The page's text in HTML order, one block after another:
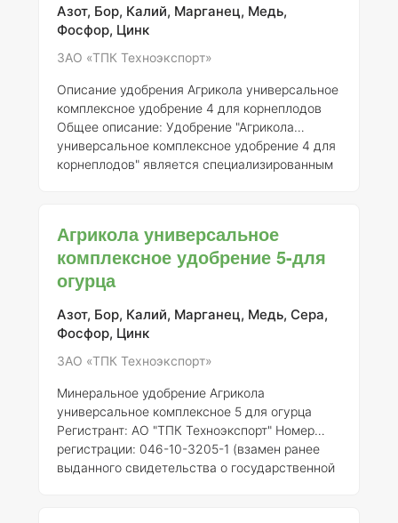
микроэлементов, необходимых для роста и
развития растений. Удобрение разработано с
Азот, Бор, Калий, Марганец, Медь,
Фосфор, Цинк
ЗАО «ТПК Техноэкспорт»
Описание удобрения Агрикола универсальное
комплексное удобрение 4 для корнеплодов
Общее описание:
универсальное комплексное удобрение 4 для
корнеплодов" является специализированным
и имеет номер регистрации 046-10-3205-1,
выданный взамен ранее выданного
свидетельства о государственной
регистрации от 21.07.2015 № 718.
элементов: Удобрение содержит
сбалансированный набор питательны
Агрикола универсальное
комплексное удобрение 5-для
огурца
Азот, Бор, Калий, Марганец, Медь, Сера,
Фосфор, Цинк
ЗАО «ТПК Техноэкспорт»
Минеральное удобрение Агрикола
универсальное комплексное 5 для огурца
Регистрант: АО "ТПК Техноэкспорт" Номер
регистрации: 046-10-3205-1 (взамен ранее
выданного свидетельства о государственной